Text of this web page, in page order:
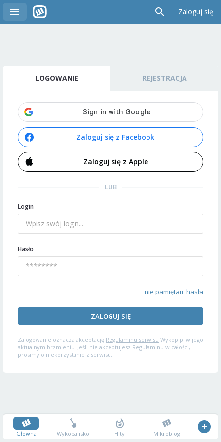
Zaloguj się
LOGOWANIE REJESTRACJA
Zaloguj się z Facebook
Zaloguj się z Apple
LUB
Login
Hasło
nie pamiętam hasła
ZALOGUJ SIĘ
Zalogowanie oznacza akceptację Regulaminu serwisu Wykop.pl w jego
aktualnym brzmieniu. Jeśli nie akceptujesz Regulaminu w całości,
prosimy o niekorzystanie z serwisu.
Główna Wykopalisko Hity Mikroblog